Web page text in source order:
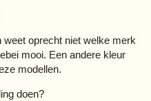
weet oprecht niet welke merk
mooi. Een andere kleur
modellen.
doen?